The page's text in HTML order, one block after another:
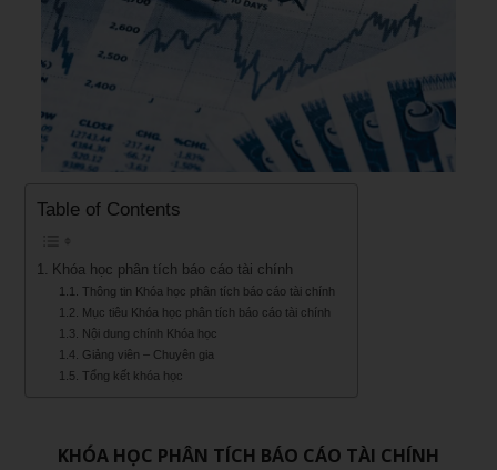
Table of Contents
Khóa học phân tích báo cáo tài chính
Thông tin Khóa học phân tích báo cáo tài chính
Mục tiêu Khóa học phân tích báo cáo tài chính
Nội dung chính Khóa học
Giảng viên – Chuyên gia
Tổng kết khóa học
KHÓA HỌC PHÂN TÍCH BÁO CÁO TÀI CHÍNH